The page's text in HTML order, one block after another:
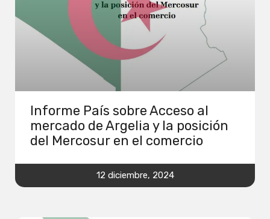
Informe País sobre Acceso al
mercado de Argelia y la posición
del Mercosur en el comercio
12 diciembre, 2024